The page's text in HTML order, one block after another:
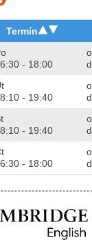
Termín
- 18:00
- 19:40
- 19:40
- 18:00